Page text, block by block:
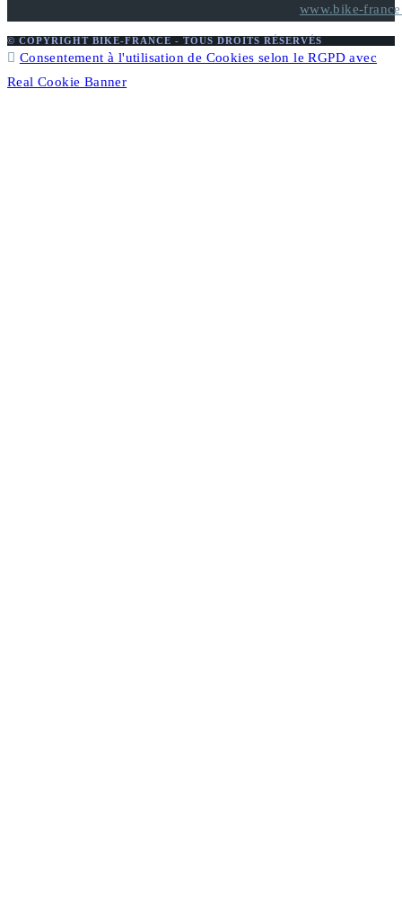
www.bike-
© COPYRIGHT BIKE-FRANCE - TOUS DROITS RÉSERVÉS
Consentement à l'utilisation de Cookies selon le RGPD avec
Real Cookie Banner